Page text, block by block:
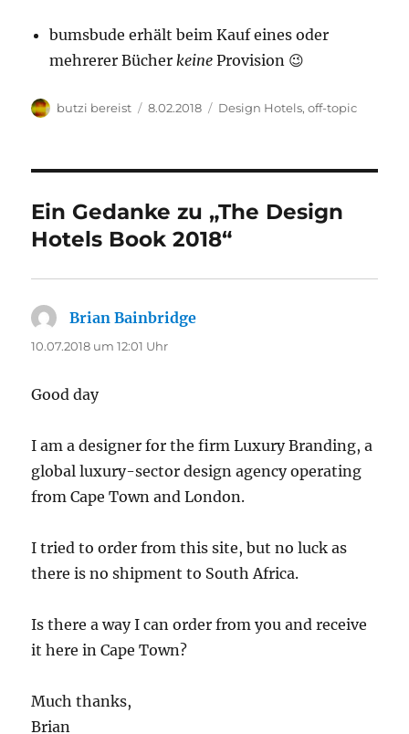
bumsbude erhält beim Kauf eines oder
mehrerer Bücher keine Provision 😉
Autor
butzi bereist
Veröffentlicht
8.02.2018 Kategorien
Design Hotels,off-topic
Ein Gedanke zu „The Design
Hotels Book 2018“
Brian Bainbridge
10.07.2018 um 12:01 Uhr
Good day
I am a designer for the firm Luxury Branding, a
global luxury-sector design agency operating
from Cape Town and London.
I tried to order from this site, but no luck as
there is no shipment to South Africa.
Is there a way I can order from you and receive
it here in Cape Town?
Much thanks,
Brian